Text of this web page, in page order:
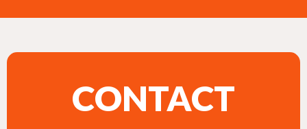
CONTACT